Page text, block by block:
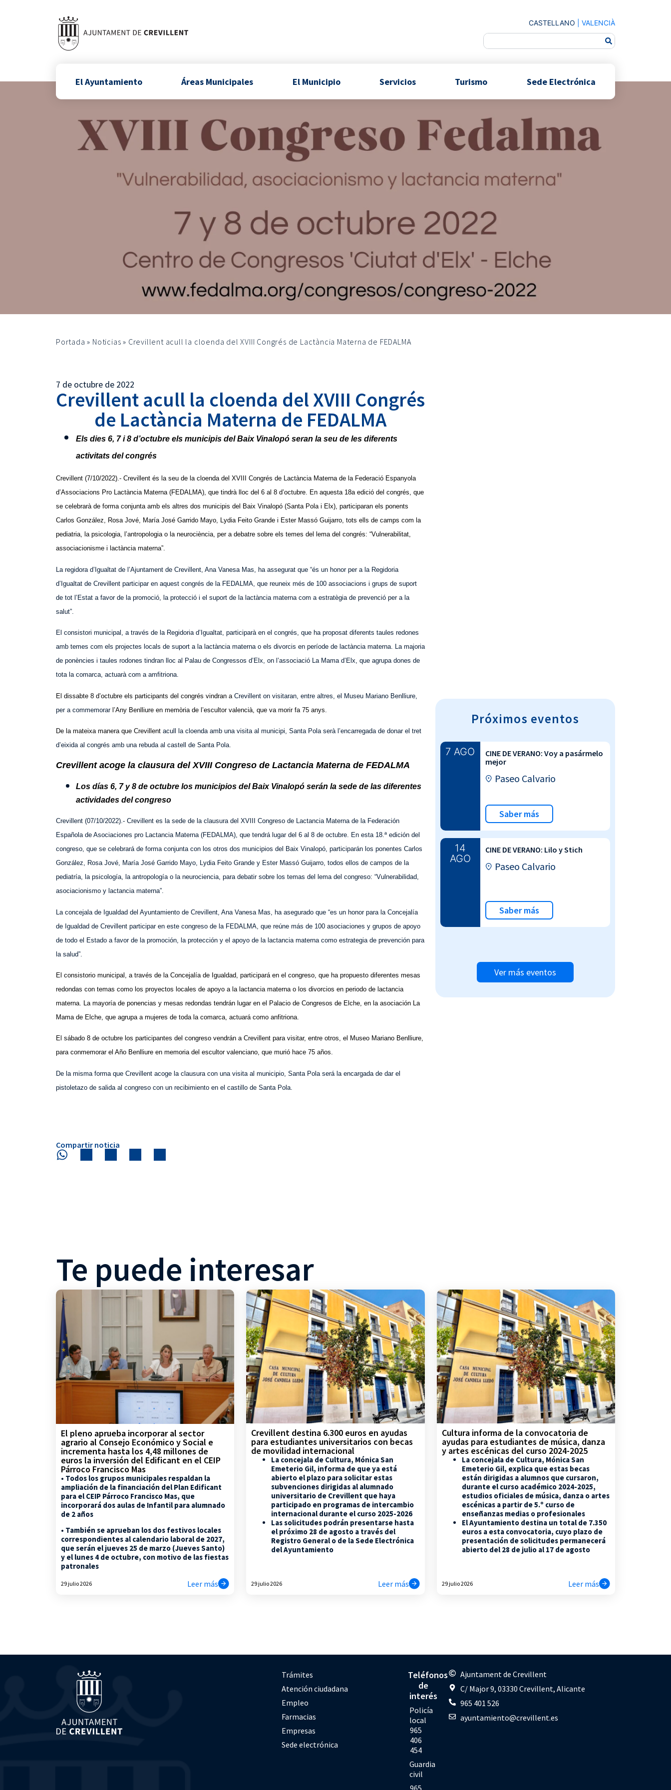
CASTELLANO VALENCIÀ
El Ayuntamiento Áreas Municipales El Municipio Servicios Turismo Sede Electrónica
Portada » Noticias » Crevillent acull la cloenda del XVIII Congrés de Lactància Materna de FEDALMA
7 de octubre de 2022
Crevillent acull la cloenda del XVIII Congrés
de Lactància Materna de FEDALMA
Els dies 6, 7 i 8 d’octubre els municipis del Baix Vinalopó seran la seu de les diferents
activitats del congrés
Crevillent (7/10/2022).- Crevillent és la seu de la cloenda del XVIII Congrés de Lactància Materna de la Federació Espanyola
d’Associacions Pro Lactància Materna (FEDALMA), que tindrà lloc del 6 al 8 d’octubre. En aquesta 18a edició del congrés, que
se celebrarà de forma conjunta amb els altres dos municipis del Baix Vinalopó (Santa Pola i Elx), participaran els ponents
Carlos González, Rosa Jové, María José Garrido Mayo, Lydia Feito Grande i Ester Massó Guijarro, tots ells de camps com la
pediatria, la psicologia, l’antropologia o la neurociència, per a debatre sobre els temes del lema del congrés: “Vulnerabilitat,
associacionisme i lactància materna”.
La regidora d’Igualtat de l’Ajuntament de Crevillent, Ana Vanesa Mas, ha assegurat que “és un honor per a la Regidoria
d’Igualtat de Crevillent participar en aquest congrés de la FEDALMA, que reuneix més de 100 associacions i grups de suport
de tot l’Estat a favor de la promoció, la protecció i el suport de la lactància materna com a estratègia de prevenció per a la
salut”.
El consistori municipal, a través de la Regidoria d’Igualtat, participarà en el congrés, que ha proposat diferents taules redones
amb temes com els projectes locals de suport a la lactància materna o els divorcis en període de lactància materna. La majoria
de ponències i taules rodones tindran lloc al Palau de Congressos d’Elx, on l’associació La Mama d’Elx, que agrupa dones de
tota la comarca, actuarà com a amfitriona.
El dissabte 8 d’octubre els participants del congrés vindran a Crevillent on visitaran, entre altres, el Museu Mariano Benlliure,
per a commemorarl’Any Benlliure en memòria de l’escultor valencià, que va morir fa 75 anys.
De la mateixa manera que Crevillent acull la cloenda amb una visita al municipi, Santa Pola serà l’encarregada de donar el tret
d’eixida al congrés amb una rebuda al castell de Santa Pola.
Crevillent acoge la clausura del XVIII Congreso de Lactancia Materna de FEDALMA
Los días 6, 7 y 8 de octubre los municipios del Baix Vinalopó serán la sede de las diferentes
actividades del congreso
Crevillent (07/10/2022).- Crevillent es la sede de la clausura del XVIII Congreso de Lactancia Materna de la Federación
Española de Asociaciones pro Lactancia Materna (FEDALMA), que tendrá lugar del 6 al 8 de octubre. En esta 18.ª edición del
congreso, que se celebrará de forma conjunta con los otros dos municipios del Baix Vinalopó, participarán los ponentes Carlos
González, Rosa Jové, María José Garrido Mayo, Lydia Feito Grande y Ester Massó Guijarro, todos ellos de campos de la
pediatría, la psicología, la antropología o la neurociencia, para debatir sobre los temas del lema del congreso: “Vulnerabilidad,
asociacionismo y lactancia materna”.
La concejala de Igualdad del Ayuntamiento de Crevillent, Ana Vanesa Mas, ha asegurado que “es un honor para la Concejalía
de Igualdad de Crevillent participar en este congreso de la FEDALMA, que reúne más de 100 asociaciones y grupos de apoyo
de todo el Estado a favor de la promoción, la protección y el apoyo de la lactancia materna como estrategia de prevención para
la salud”.
El consistorio municipal, a través de la Concejalía de Igualdad, participará en el congreso, que ha propuesto diferentes mesas
redondas con temas como los proyectos locales de apoyo a la lactancia materna o los divorcios en periodo de lactancia
materna. La mayoría de ponencias y mesas redondas tendrán lugar en el Palacio de Congresos de Elche, en la asociación La
Mama de Elche, que agrupa a mujeres de toda la comarca, actuará como anfitriona.
El sábado 8 de octubre los participantes del congreso vendrán a Crevillent para visitar, entre otros, el Museo Mariano Benlliure,
para conmemorar el Año Benlliure en memoria del escultor valenciano, que murió hace 75 años.
De la misma forma que Crevillent acoge la clausura con una visita al municipio, Santa Pola será la encargada de dar el
pistoletazo de salida al congreso con un recibimiento en el castillo de Santa Pola.
Próximos eventos
7 AGO
CINE DE VERANO: Voy a pasármelo
mejor
Paseo Calvario
Saber más
14
AGO
CINE DE VERANO: Lilo y Stich
Paseo Calvario
Saber más
Ver más eventos
Compartir noticia
Te puede interesar
El pleno aprueba incorporar al sector
agrario al Consejo Económico y Social e
incrementa hasta los 4,48 millones de
euros la inversión del Edificant en el CEIP
Párroco Francisco Mas
• Todos los grupos municipales respaldan la
ampliación de la financiación del Plan Edificant
para el CEIP Párroco Francisco Mas, que
incorporará dos aulas de Infantil para alumnado
de 2 años
• También se aprueban los dos festivos locales
correspondientes al calendario laboral de 2027,
que serán el jueves 25 de marzo (Jueves Santo)
y el lunes 4 de octubre, con motivo de las fiestas
patronales
29 julio 2026 Leer más
Crevillent destina 6.300 euros en ayudas
para estudiantes universitarios con becas
de movilidad internacional
La concejala de Cultura, Mónica San
Emeterio Gil, informa de que ya está
abierto el plazo para solicitar estas
subvenciones dirigidas al alumnado
universitario de Crevillent que haya
participado en programas de intercambio
internacional durante el curso 2025-2026
Las solicitudes podrán presentarse hasta
el próximo 28 de agosto a través del
Registro General o de la Sede Electrónica
del Ayuntamiento
29 julio 2026 Leer más
Cultura informa de la convocatoria de
ayudas para estudiantes de música, danza
y artes escénicas del curso 2024-2025
La concejala de Cultura, Mónica San
Emeterio Gil, explica que estas becas
están dirigidas a alumnos que cursaron,
durante el curso académico 2024-2025,
estudios oficiales de música, danza o artes
escénicas a partir de 5.º curso de
enseñanzas medias o profesionales
El Ayuntamiento destina un total de 7.350
euros a esta convocatoria, cuyo plazo de
presentación de solicitudes permanecerá
abierto del 28 de julio al 17 de agosto
29 julio 2026 Leer más
Trámites
Atención ciudadana
Empleo
Farmacias
Empresas
Sede electrónica
Teléfonos
de
interés
Policía
local
965
406
454
Guardia
civil
Ajuntament de Crevillent
C/ Major 9, 03330 Crevillent, Alicante
965 401 526
ayuntamiento@crevillent.es